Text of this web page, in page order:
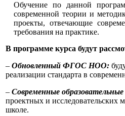
Обучение по данной
современной теории и
проекты, отвечающие
требования на практике.
В программе курса будут
– Обновленный ФГОС НОО:
реализации стандарта в
– Современные
проектных и исследовательских
школе.